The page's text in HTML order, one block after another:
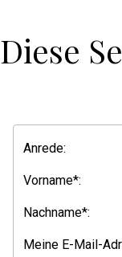
Diese
Anrede:
Vorname*:
Nachname*:
Meine E-Mail-